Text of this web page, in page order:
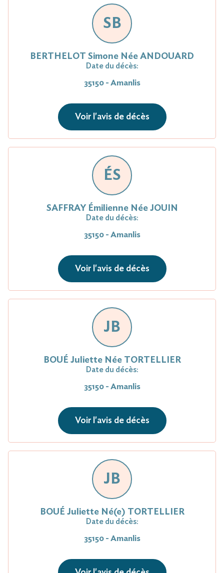
SB
BERTHELOT Simone Née ANDOUARD
Date du décès:
35150 - Amanlis
Voir l'avis de décès
ÉS
SAFFRAY Émilienne Née JOUIN
Date du décès:
35150 - Amanlis
Voir l'avis de décès
JB
BOUÉ Juliette Née TORTELLIER
Date du décès:
35150 - Amanlis
Voir l'avis de décès
JB
BOUÉ Juliette Né(e) TORTELLIER
Date du décès:
35150 - Amanlis